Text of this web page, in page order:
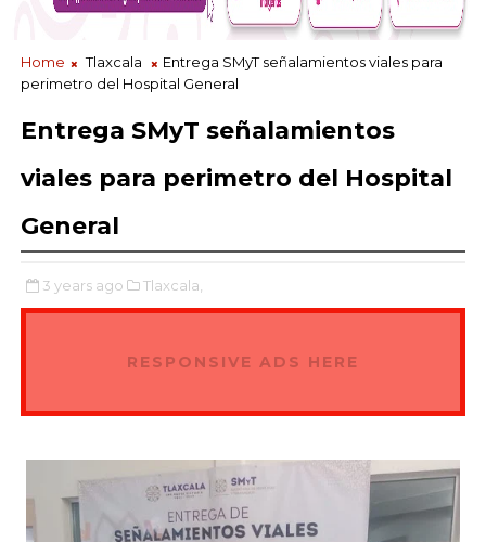
Home Tlaxcala
Entrega SMyT señalamientos viales para
perimetro del Hospital General
Entrega SMyT señalamientos
viales para perimetro del Hospital
General
3 years ago Tlaxcala,
RESPONSIVE ADS HERE